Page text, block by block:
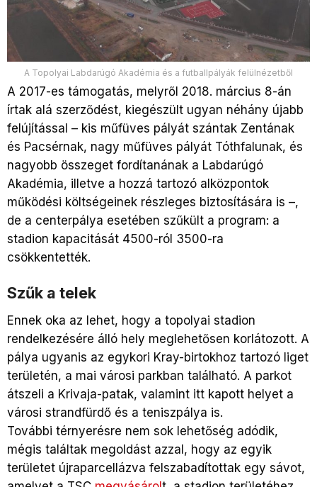
A Topolyai Labdarúgó Akadémia és a futballpályák felülnézetből
A 2017-es támogatás, melyről 2018. március 8-án
írtak alá szerződést, kiegészült ugyan néhány újabb
felújítással – kis műfüves pályát szántak Zentának
és Pacsérnak, nagy műfüves pályát Tóthfalunak, és
nagyobb összeget fordítanának a Labdarúgó
Akadémia, illetve a hozzá tartozó alközpontok
működési költségeinek részleges biztosítására is –,
de a centerpálya esetében szűkült a program: a
stadion kapacitását 4500-ról 3500-ra
csökkentették.
Szűk a telek
Ennek oka az lehet, hogy a topolyai stadion
rendelkezésére álló hely meglehetősen korlátozott. A
pálya ugyanis az egykori Kray-birtokhoz tartozó liget
területén, a mai városi parkban található. A parkot
átszeli a Krivaja-patak, valamint itt kapott helyet a
városi strandfürdő és a teniszpálya is.
További térnyerésre nem sok lehetőség adódik,
mégis találtak megoldást azzal, hogy az egyik
területet újraparcellázva felszabadítottak egy sávot,